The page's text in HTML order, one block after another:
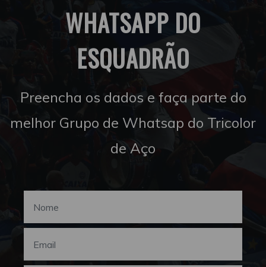
WHATSAPP DO
ESQUADRÃO
Preencha os dados e faça parte do
melhor Grupo de Whatsap do Tricolor
de Aço